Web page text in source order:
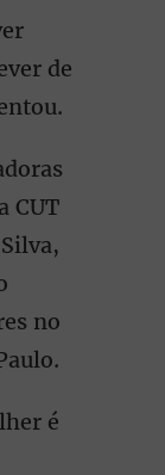
de
CUT
no
é